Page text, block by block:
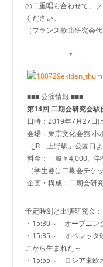
の二重唱も合わせて、
ください。
（フランス歌曲研究会
＊
■■■ 公演情報 ■■■
第14回 二期会研究会駅
日時：2019年7月27日(
会場：東京文化会館 小
（JR「上野駅」公園口
料金：一般￥4,000、
（学生券は二期会チケ
企画・構成：二期会研
予定時刻と出演研究会：
・15:30～ オープニン
・15:35～ オペレッタ
こから生まれた～
・15:55～ ロシア東欧